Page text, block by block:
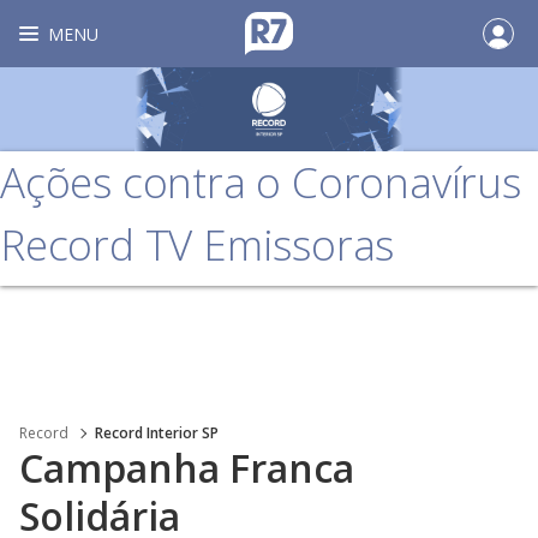
MENU
Ações contra o Coronavírus
Record TV Emissoras
Record Record Interior SP
Campanha Franca
Solidária